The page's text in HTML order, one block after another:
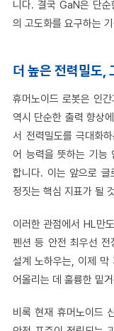
니다. 결국 GaN은 단
의 고도화를 요구하는
더 높은 전력밀도,
휴머노이드 로봇은 인
역시 단순한 출력 향상
서 전력밀도를 극대화
어 능력을 뜻하는 기
합니다. 이는 앞으로 글
정짓는 핵심 지표가 될
이러한 관점에서 HL만
펜션 등 안전 최우선
설계 노하우는, 이제 막
어올리는 데 훌륭한 밑
비록 현재 휴머노이드